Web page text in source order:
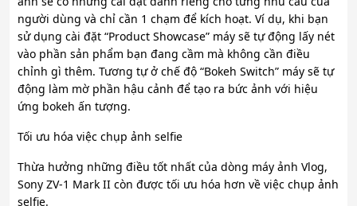
người dùng và chỉ cần 1 chạm để kích hoạt. Ví dụ, khi bạn
sử dụng cài đặt “Product Showcase” máy sẽ tự động lấy nét
vào phần sản phẩm bạn đang cầm mà không cần điều
chỉnh gì thêm. Tương tự ở chế độ “Bokeh Switch” máy sẽ tự
động làm mờ phần hậu cảnh để tạo ra bức ảnh với hiệu
ứng bokeh ấn tượng.
Tối ưu hóa việc chụp ảnh selfie
Thừa hưởng những điều tốt nhất của dòng máy ảnh Vlog,
Sony ZV-1 Mark II còn được tối ưu hóa hơn về việc chụp ảnh
selfie.